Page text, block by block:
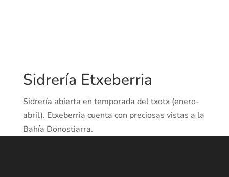
Sidrería Etxeberria
Sidrería abierta en temporada del txotx (enero-
abril). Etxeberria cuenta con preciosas vistas a la
Bahía Donostiarra.